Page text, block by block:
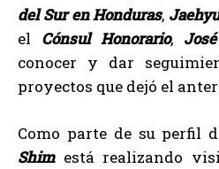
del Sur en Honduras,
el Cónsul Honorario,
conocer y dar
proyectos que dejó el
Como parte de su perfil
Shimestá realizando